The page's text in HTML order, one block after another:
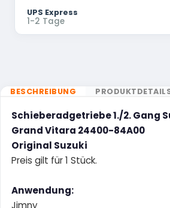
UPS Express
1-2 Tage
BESCHREIBUNG
Schieberadgetriebe 1./2. Gang
Grand Vitara 24400-84A00
Original Suzuki
Preis gilt für 1 Stück.
Anwendung:
Jimny